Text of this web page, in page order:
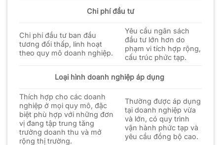
Chi phí đầu tư
Chi phí đầu tư ban đầu
tương đối thấp, linh hoạt
theo quy mô doanh nghiệp.
Yêu cầu ngân sách
đầu tư lớn hơn do
phạm vi tích hợp rộng,
cấu trúc phức tạp.
Loại hình doanh nghiệp áp dụng
Thích hợp cho các doanh
nghiệp ở mọi quy mô, đặc
biệt phù hợp với những đơn
vị đang tập trung tăng
trưởng doanh thu và mở
rộng thị trường.
Thường được áp dụng
tại doanh nghiệp vừa
và lớn, có quy trình
vận hành phức tạp và
yêu cầu đồng bộ cao.